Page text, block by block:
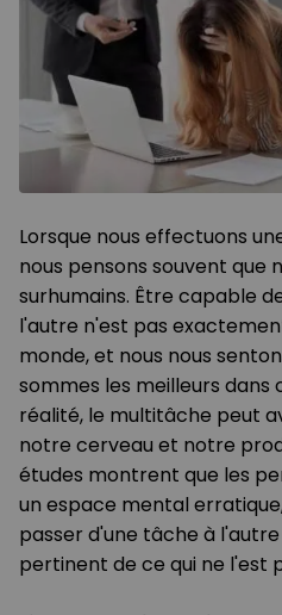
Lorsque nous effectuons
nous pensons souvent que
surhumains. Être capable
l'autre n'est pas
monde, et nous nous
sommes les meilleurs dans
réalité, le multitâche peut
notre cerveau et notre
études montrent que les
un espace mental
passer d'une tâche à
pertinent de ce qui ne l'est